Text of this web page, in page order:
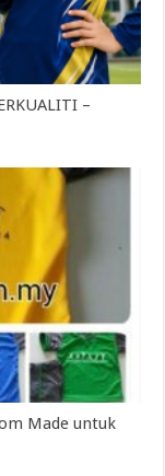
–
Made untuk